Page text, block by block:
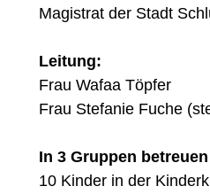
Magistrat der Stadt
Leitung:
Frau Wafaa Töpfer
Frau Stefanie Fuche
In 3 Gruppen
10 Kinder in der